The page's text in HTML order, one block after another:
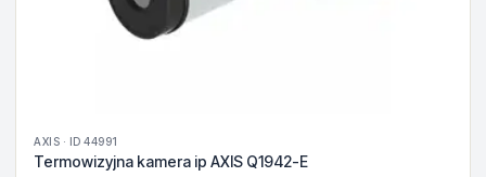
AXIS · ID 44991
Termowizyjna kamera ip AXIS Q1942-E